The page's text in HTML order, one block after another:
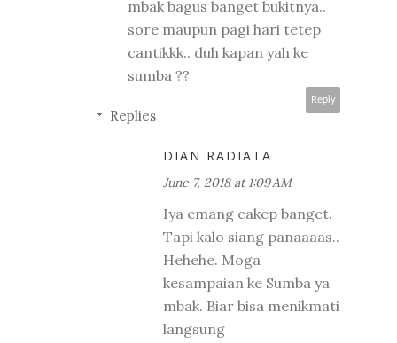
mbak bagus banget bukitnya..
sore maupun pagi hari tetep
cantikkk.. duh kapan yah ke
sumba ??
Reply
Replies
DIAN RADIATA
June 7, 2018 at 1:09 AM
Iya emang cakep banget.
Tapi kalo siang panaaaas..
Hehehe. Moga
kesampaian ke Sumba ya
mbak. Biar bisa menikmati
langsung